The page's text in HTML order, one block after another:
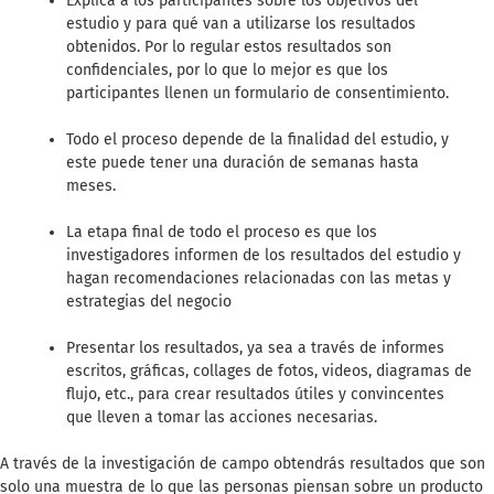
estudio y para qué van a utilizarse los resultados
obtenidos. Por lo regular estos resultados son
confidenciales, por lo que lo mejor es que los
participantes llenen un formulario de consentimiento.
Todo el proceso depende de la finalidad del estudio, y
este puede tener una duración de semanas hasta
meses.
La etapa final de todo el proceso es que los
investigadores informen de los resultados del estudio y
hagan recomendaciones relacionadas con las metas y
estrategias del negocio
Presentar los resultados, ya sea a través de informes
escritos, gráficas, collages de fotos, videos, diagramas de
flujo, etc., para crear resultados útiles y convincentes
que lleven a tomar las acciones necesarias.
A través de la investigación de campo obtendrás resultados que son
solo una muestra de lo que las personas piensan sobre un producto